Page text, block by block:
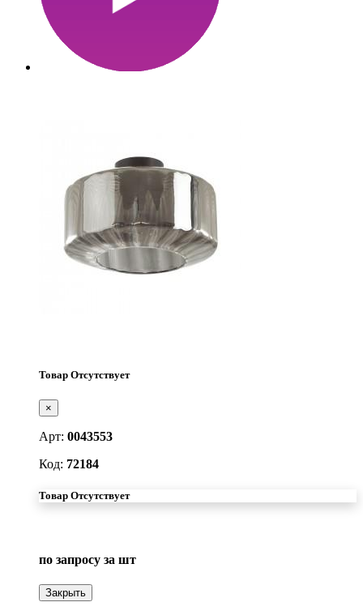
Товар Отсутствует
×
Арт: 0043553
Код: 72184
Товар Отсутствует
по запросу за шт
Закрыть